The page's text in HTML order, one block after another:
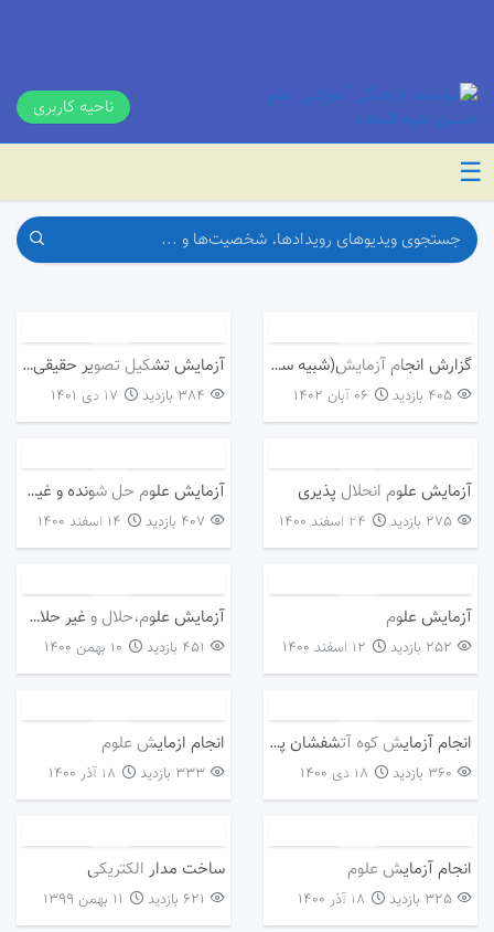
ناحیه کاربری
☰
گزارش انجام آزمایش(شبیه سازی سقوط شهاب سنگ)
405 بازدید ۰۶ آبان ۱۴۰۲
آزمایش تشکیل تصویر حقیقی در آینه کاو
384 بازدید ۱۷ دی ۱۴۰۱
آزمایش علوم انحلال پذیری
275 بازدید ۲۴ اسفند ۱۴۰۰
آزمایش علوم حل شونده و غیر حل شونده در آب
407 بازدید ۱۴ اسفند ۱۴۰۰
آزمایش علوم
252 بازدید ۱۲ اسفند ۱۴۰۰
آزمایش علوم،حلال و غیر حلال در آب
451 بازدید ۱۰ بهمن ۱۴۰۰
انجام آزمایش کوه آتشفشان پایه ششم
360 بازدید ۱۸ دی ۱۴۰۰
انجام ازمایش علوم
333 بازدید ۱۸ آذر ۱۴۰۰
انجام آزمایش علوم
325 بازدید ۱۸ آذر ۱۴۰۰
ساخت مدار الکتریکی
621 بازدید ۱۱ بهمن ۱۳۹۹